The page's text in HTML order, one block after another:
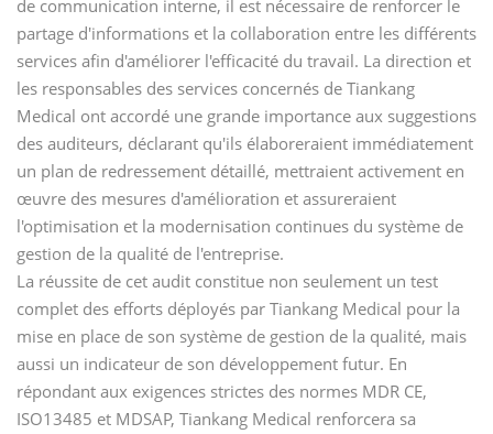
de communication interne, il est nécessaire de renforcer le
partage d'informations et la collaboration entre les différents
services afin d'améliorer l'efficacité du travail. La direction et
les responsables des services concernés de Tiankang
Medical ont accordé une grande importance aux suggestions
des auditeurs, déclarant qu'ils élaboreraient immédiatement
un plan de redressement détaillé, mettraient activement en
œuvre des mesures d'amélioration et assureraient
l'optimisation et la modernisation continues du système de
gestion de la qualité de l'entreprise.
La réussite de cet audit constitue non seulement un test
complet des efforts déployés par Tiankang Medical pour la
mise en place de son système de gestion de la qualité, mais
aussi un indicateur de son développement futur. En
répondant aux exigences strictes des normes MDR CE,
ISO13485 et MDSAP, Tiankang Medical renforcera sa